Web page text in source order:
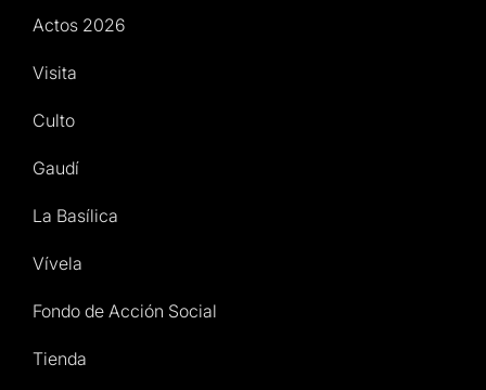
Actos 2026
Visita
Culto
Gaudí
La Basílica
Vívela
Fondo de Acción Social
Tienda